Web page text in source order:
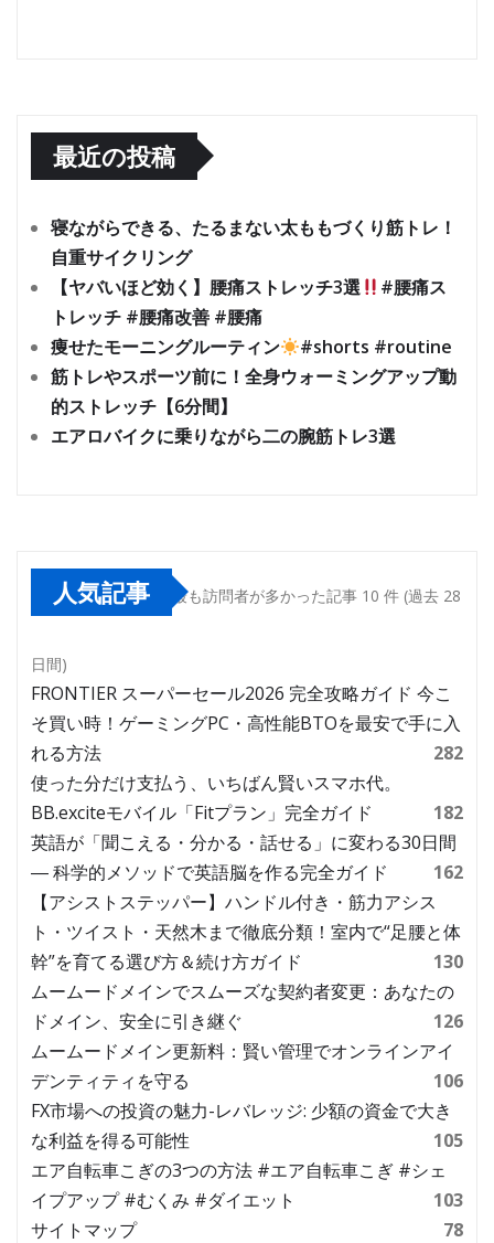
最近の投稿
寝ながらできる、たるまない太ももづくり筋トレ！
自重サイクリング
【ヤバいほど効く】腰痛ストレッチ3選
#腰痛ス
トレッチ #腰痛改善 #腰痛
痩せたモーニングルーティン
#shorts #routine
筋トレやスポーツ前に！全身ウォーミングアップ動
的ストレッチ【6分間】
エアロバイクに乗りながら二の腕筋トレ3選
人気記事 最も訪問者が多かった記事 10 件 (過去 28
日間)
FRONTIER スーパーセール2026 完全攻略ガイド 今こ
そ買い時！ゲーミングPC・高性能BTOを最安で手に入
れる方法
282
使った分だけ支払う、いちばん賢いスマホ代。
BB.exciteモバイル「Fitプラン」完全ガイド
182
英語が「聞こえる・分かる・話せる」に変わる30日間
― 科学的メソッドで英語脳を作る完全ガイド
162
【アシストステッパー】ハンドル付き・筋力アシス
ト・ツイスト・天然木まで徹底分類！室内で“足腰と体
幹”を育てる選び方＆続け方ガイド
130
ムームードメインでスムーズな契約者変更：あなたの
ドメイン、安全に引き継ぐ
126
ムームードメイン更新料：賢い管理でオンラインアイ
デンティティを守る
106
FX市場への投資の魅力-レバレッジ: 少額の資金で大き
な利益を得る可能性
105
エア自転車こぎの3つの方法 #エア自転車こぎ #シェ
イプアップ #むくみ #ダイエット
103
サイトマップ
78